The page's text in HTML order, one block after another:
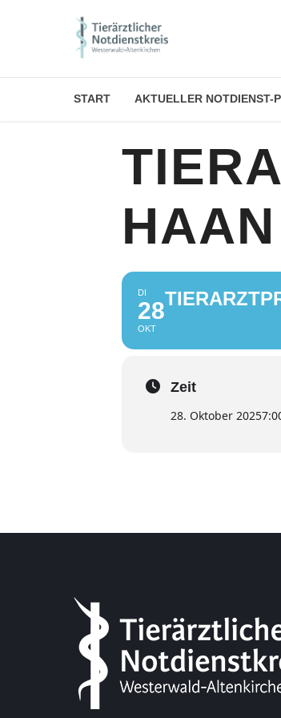
START AKTUELLER NOTDIENST-
HAAN
DI
28
OKT
Zeit
28. Oktober 2025